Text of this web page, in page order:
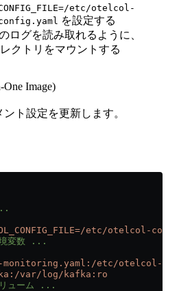
etc/otelcol-
を設定する
ログを読み取れるように、
クトリをマウントする
Image)
ト設定を更新します。
etc/otelcol-
変数 ...
etc/otelcol-
var/log/kafka:ro
ューム ...